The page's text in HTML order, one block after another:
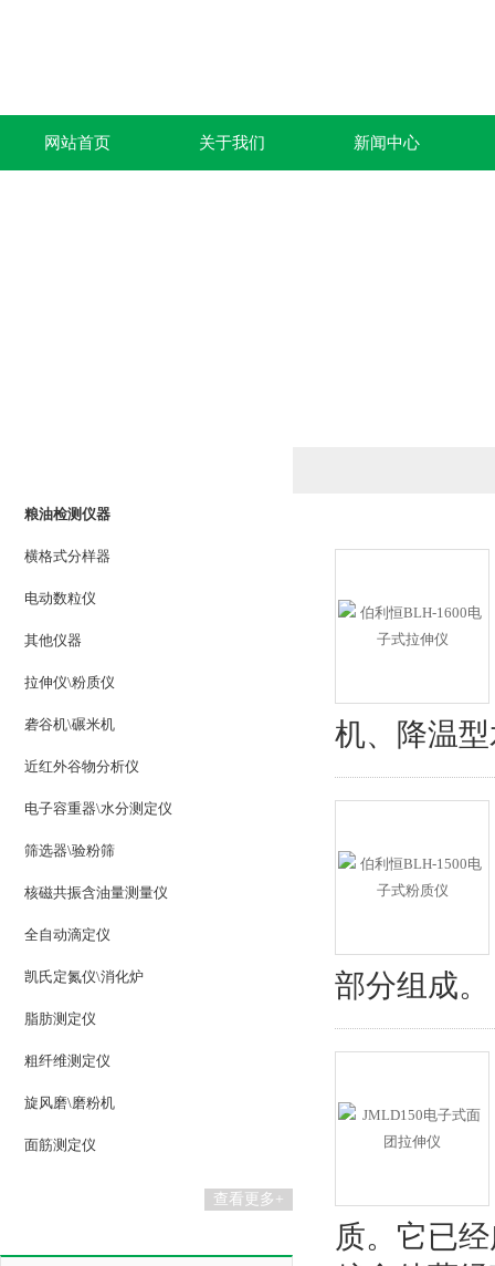
网站首页 关于我们 新闻中心
粮油检测仪器
横格式分样器
电动数粒仪
其他仪器
拉伸仪\粉质仪
砻谷机\碾米机
近红外谷物分析仪
电子容重器\水分测定仪
筛选器\验粉筛
核磁共振含油量测量仪
全自动滴定仪
凯氏定氮仪\消化炉
脂肪测定仪
粗纤维测定仪
旋风磨\磨粉机
面筋测定仪
查看更多+
机、降温
部分组成。
质。它已